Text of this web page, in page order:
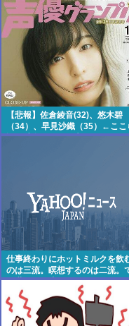
【悲報】佐倉綾音(32)、悠木碧
（34）、早見沙織（35）←ここ
辺の独身ベテラン声優
仕事終わりにホットミルクを飲
のは三流。瞑想するのは二流。
は世界の一流は？